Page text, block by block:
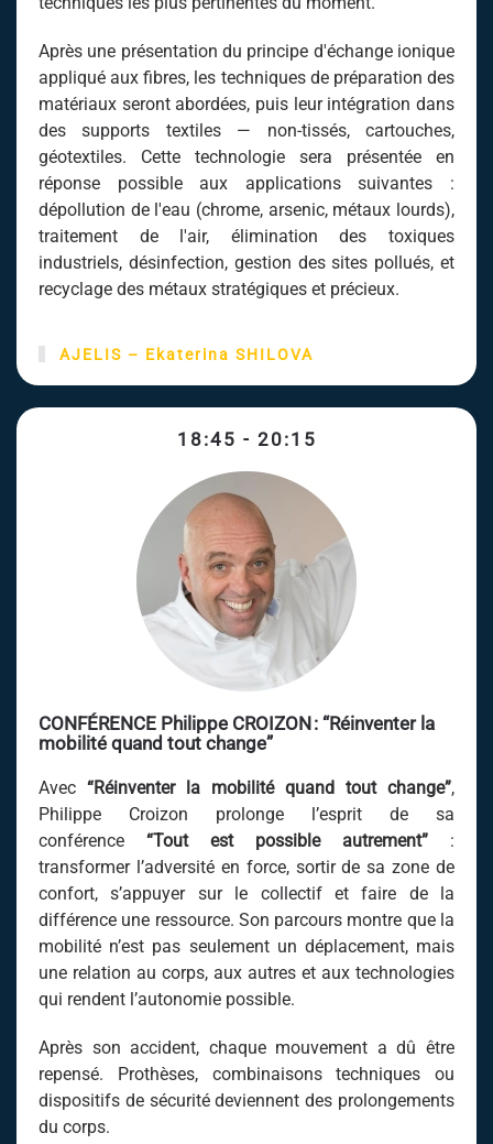
Après une présentation du principe d'échange ionique
appliqué aux fibres, les techniques de préparation des
matériaux seront abordées, puis leur intégration dans
des supports textiles — non-tissés, cartouches,
géotextiles. Cette technologie sera présentée en
réponse possible aux applications suivantes :
dépollution de l'eau (chrome, arsenic, métaux lourds),
traitement de l'air, élimination des toxiques
industriels, désinfection, gestion des sites pollués, et
recyclage des métaux stratégiques et précieux.
AJELIS – Ekaterina SHILOVA
18:45 - 20:15
CONFÉRENCE Philippe CROIZON: “Réinventer la
mobilité quand tout change”
Avec “Réinventer la mobilité quand tout change”,
Philippe Croizon prolonge l’esprit de sa
conférence “Tout est possible autrement” :
transformer l’adversité en force, sortir de sa zone de
confort, s’appuyer sur le collectif et faire de la
différence une ressource. Son parcours montre que la
mobilité n’est pas seulement un déplacement, mais
une relation au corps, aux autres et aux technologies
qui rendent l’autonomie possible.
Après son accident, chaque mouvement a dû être
repensé. Prothèses, combinaisons techniques ou
dispositifs de sécurité deviennent des prolongements
du corps.